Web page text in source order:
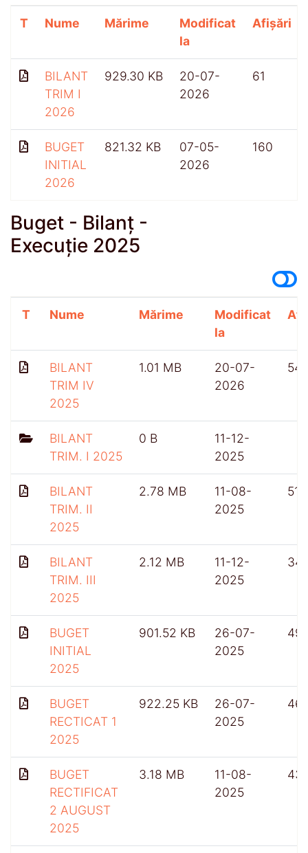
T Nume Mărime
Modificat
la
Afișări
BILANT
TRIM I
2026
929.30 KB
20-07-
2026
61
BUGET
INITIAL
2026
821.32 KB
07-05-
2026
160
Buget - Bilanț -
Execuție 2025
T Nume Mărime
Modificat
la
BILANT
TRIM IV
2025
1.01 MB
20-07-
2026
54
BILANT
TRIM. I 2025
0 B
11-12-
2025
BILANT
TRIM. II
2025
2.78 MB
11-08-
2025
518
BILANT
TRIM. III
2025
2.12 MB
11-12-
2025
BUGET
INITIAL
2025
901.52 KB
26-07-
2025
BUGET
RECTICAT 1
2025
922.25 KB
26-07-
2025
BUGET
RECTIFICAT
2 AUGUST
2025
3.18 MB
11-08-
2025
431